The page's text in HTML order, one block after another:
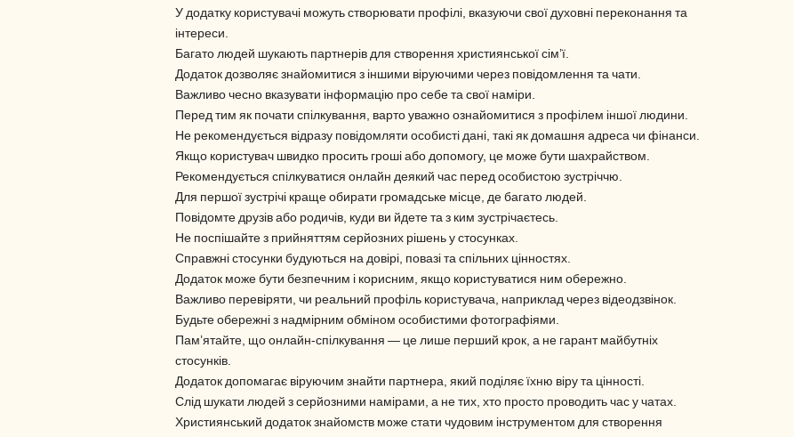
У додатку користувачі можуть створювати профілі, вказуючи свої духовні переконання та
інтереси.
Багато людей шукають партнерів для створення християнської сім’ї.
Додаток дозволяє знайомитися з іншими віруючими через повідомлення та чати.
Важливо чесно вказувати інформацію про себе та свої наміри.
Перед тим як почати спілкування, варто уважно ознайомитися з профілем іншої людини.
Не рекомендується відразу повідомляти особисті дані, такі як домашня адреса чи фінанси.
Якщо користувач швидко просить гроші або допомогу, це може бути шахрайством.
Рекомендується спілкуватися онлайн деякий час перед особистою зустріччю.
Для першої зустрічі краще обирати громадське місце, де багато людей.
Повідомте друзів або родичів, куди ви йдете та з ким зустрічаєтесь.
Не поспішайте з прийняттям серйозних рішень у стосунках.
Справжні стосунки будуються на довірі, повазі та спільних цінностях.
Додаток може бути безпечним і корисним, якщо користуватися ним обережно.
Важливо перевіряти, чи реальний профіль користувача, наприклад через відеодзвінок.
Будьте обережні з надмірним обміном особистими фотографіями.
Пам’ятайте, що онлайн-спілкування — це лише перший крок, а не гарант майбутніх
стосунків.
Додаток допомагає віруючим знайти партнера, який поділяє їхню віру та цінності.
Слід шукати людей з серйозними намірами, а не тих, хто просто проводить час у чатах.
Християнський додаток знайомств може стати чудовим інструментом для створення